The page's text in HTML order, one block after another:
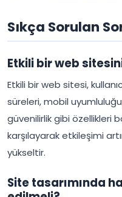
Sıkça Sorulan
Etkili bir web
Etkili bir web sitesi,
süreleri, mobil
güvenilirlik gibi özellikleri
karşılayarak etkileşimi
yükseltir.
Site tasarımında